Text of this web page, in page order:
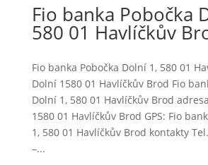
Fio banka Pobočka
580 01 Havlíčkův
Fio banka Pobočka Dolní 1, 580 01
Dolní 1580 01 Havlíčkův Brod Fio
Dolní 1, 580 01 Havlíčkův Brod
1580 01 Havlíčkův Brod GPS: Fio
1, 580 01 Havlíčkův Brod kontakty
–...